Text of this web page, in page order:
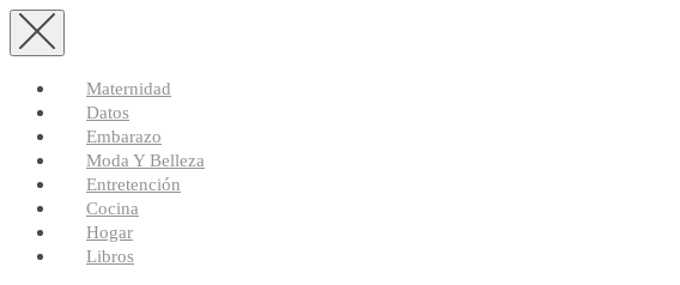
Maternidad
Datos
Embarazo
Moda Y Belleza
Entretención
Cocina
Hogar
Libros